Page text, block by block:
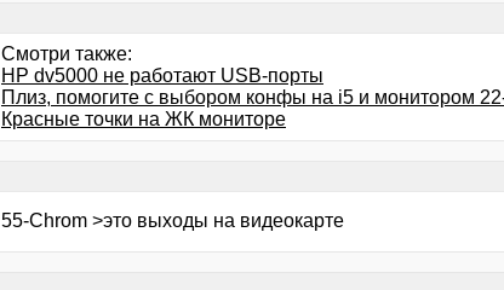
Смотри также:
HP dv5000 не работают USB-порты
Плиз, помогите с выбором конфы на i5 и монитором
Красные точки на ЖК мониторе
55-Chrom >это выходы на видеокарте